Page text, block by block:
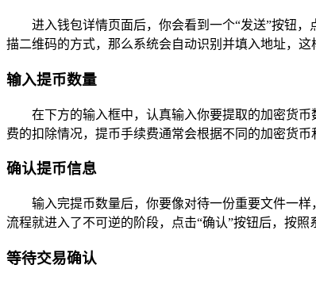
进入钱包详情页面后，你会看到一个“发送”按钮
描二维码的方式，那么系统会自动识别并填入地址，这
输入提币数量
在下方的输入框中，认真输入你要提取的加密货
费的扣除情况，提币手续费通常会根据不同的加密货
确认提币信息
输入完提币数量后，你要像对待一份重要文件一
流程就进入了不可逆的阶段，点击“确认”按钮后，按
等待交易确认